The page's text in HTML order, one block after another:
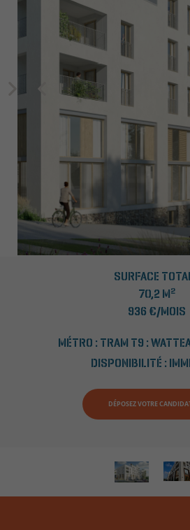
SURFACE
70,2 M2
936 €/MOIS
MÉTRO : TRAM T9 :
DISPONIBILITÉ :
DÉPOSEZ VOTRE